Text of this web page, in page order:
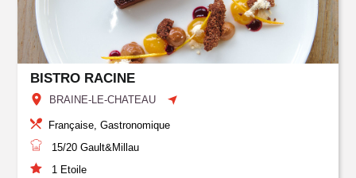
BISTRO RACINE
BRAINE-LE-CHATEAU
Française, Gastronomique
15/20 Gault&Millau
1 Etoile